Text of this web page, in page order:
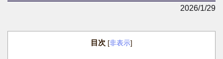
2026/1/29
目次 [非表示]